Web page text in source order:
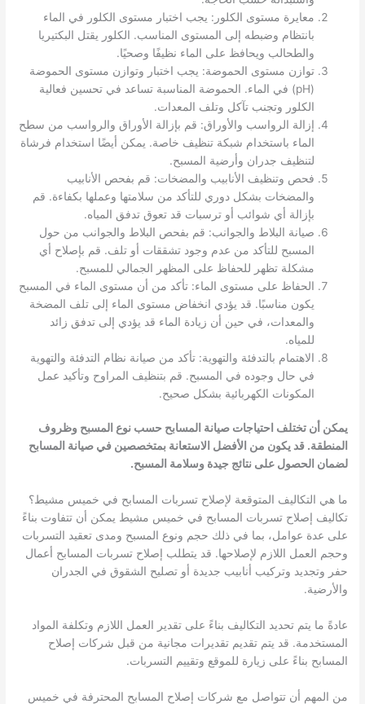
معايرة مستوى الكلور: يجب اختبار مستوى الكلور في الماء
بانتظام وضبطه إلى المستوى المناسب. الكلور يقتل البكتيريا
والطحالب ويحافظ على الماء نظيفًا وصحيًا.
توازن مستوى الحموضة: يجب اختبار وتوازن مستوى الحموضة
(pH) في الماء. الحموضة المناسبة تساعد في تحسين فعالية
الكلور وتجنب تآكل وتلف المعدات.
إزالة الرواسب والأوراق: قم بإزالة الأوراق والرواسب من سطح
الماء باستخدام شبكة تنظيف خاصة. يمكن أيضًا استخدام فرشاة
لتنظيف جدران وأرضية المسبح.
فحص وتنظيف الأنابيب والمضخات: قم بفحص الأنابيب
والمضخات بشكل دوري للتأكد من سلامتها وعملها بكفاءة. قم
بإزالة أي شوائب أو ترسبات قد تعوق تدفق المياه.
صيانة البلاط والجوانب: قم بفحص البلاط والجوانب من حول
المسبح للتأكد من عدم وجود تشققات أو تلف. قم بإصلاح أي
مشكلة تظهر للحفاظ على المظهر الجمالي للمسبح.
الحفاظ على مستوى الماء: تأكد من أن مستوى الماء في المسبح
يكون مناسبًا. قد يؤدي انخفاض مستوى الماء إلى تلف المضخة
والمعدات، في حين أن زيادة الماء قد يؤدي إلى تدفق زائد
للمياه.
الاهتمام بالتدفئة والتهوية: تأكد من صيانة نظام التدفئة والتهوية
في حال وجوده في المسبح. قم بتنظيف المراوح وتأكيد عمل
المكونات الكهربائية بشكل صحيح.
يمكن أن تختلف احتياجات صيانة المسابح حسب نوع المسبح وظروف
المنطقة. قد يكون من الأفضل الاستعانة بمتخصصين في صيانة المسابح
لضمان الحصول على نتائج جيدة وسلامة المسبح.
ما هي التكاليف المتوقعة لإصلاح تسربات المسابح في خميس مشيط؟
تكاليف إصلاح تسربات المسابح في خميس مشيط يمكن أن تتفاوت بناءً
على عدة عوامل، بما في ذلك حجم ونوع المسبح ومدى تعقيد التسربات
وحجم العمل اللازم لإصلاحها. قد يتطلب إصلاح تسربات المسابح أعمال
حفر وتجديد وتركيب أنابيب جديدة أو تصليح الشقوق في الجدران
والأرضية.
عادةً ما يتم تحديد التكاليف بناءً على تقدير العمل اللازم وتكلفة المواد
المستخدمة. قد يتم تقديم تقديرات مجانية من قبل شركات إصلاح
المسابح بناءً على زيارة للموقع وتقييم التسربات.
من المهم أن تتواصل مع شركات إصلاح المسابح المحترفة في خميس